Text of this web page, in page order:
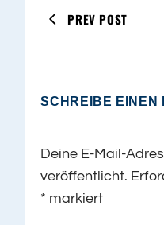
PREV POST
SCHREIBE EINEN
Deine E-Mail-
veröffentlicht.
* markiert